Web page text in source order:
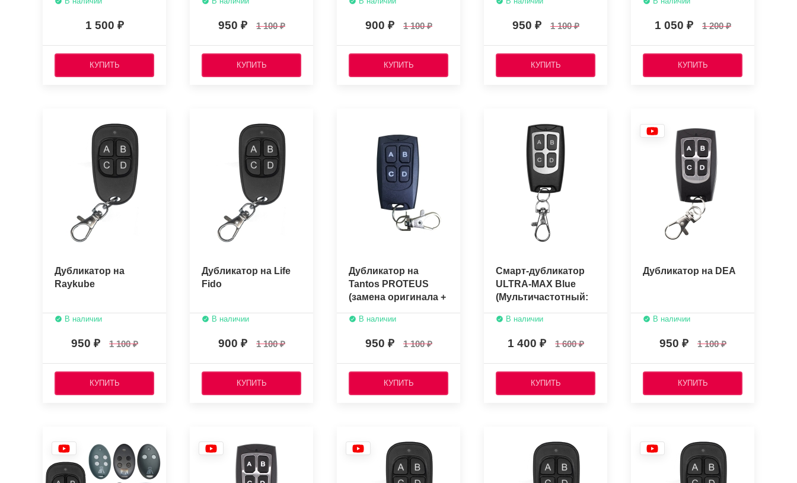
МГц)
1 500
КУПИТЬ
950 1 100
КУПИТЬ
900 1 100
КУПИТЬ
950 1 100
КУПИТЬ
1 050 1 200
КУПИТЬ
Дубликатор на
Raykube
В наличии
950 1 100
КУПИТЬ
Дубликатор на Life
Fido
В наличии
900 1 100
КУПИТЬ
Дубликатор на
Tantos PROTEUS
(замена оригинала +
В наличии
950 1 100
КУПИТЬ
Смарт-дубликатор
ULTRA-MAX Blue
(Мультичастотный:
МГц)В наличии
1 400 1 600
КУПИТЬ
Дубликатор на DEA
В наличии
950 1 100
КУПИТЬ